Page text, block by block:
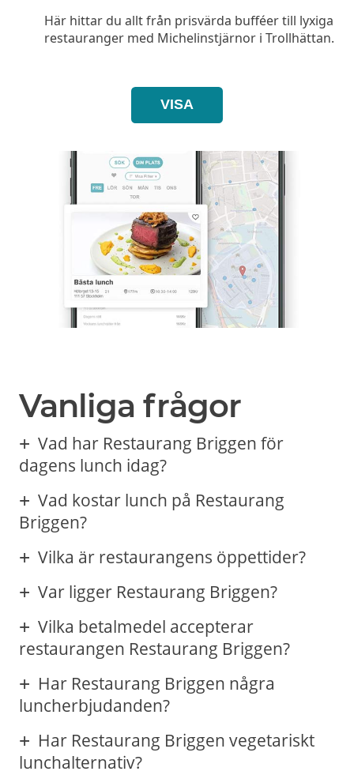
Här hittar du allt från prisvärda bufféer till lyxiga
restauranger med Michelinstjärnor i Trollhättan.
VISA
Vanliga frågor
Vad har Restaurang Briggen för
dagens lunch idag?
Vad kostar lunch på Restaurang
Briggen?
Vilka är restaurangens öppettider?
Var ligger Restaurang Briggen?
Vilka betalmedel accepterar
restaurangen Restaurang Briggen?
Har Restaurang Briggen några
luncherbjudanden?
Har Restaurang Briggen vegetariskt
lunchalternativ?